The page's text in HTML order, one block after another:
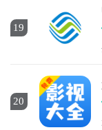
19
20